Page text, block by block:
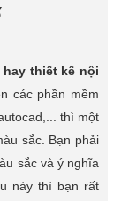
thiết kế nội
các phần mềm
thì một
sắc. Bạn phải
sắc và ý nghĩa
này thì bạn rất